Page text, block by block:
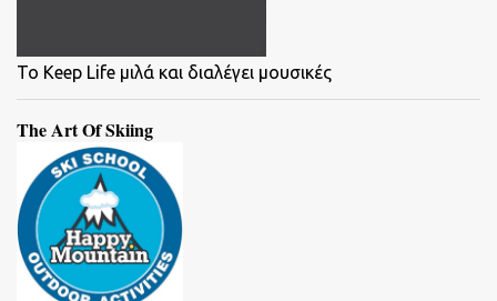
To Keep Life μιλά και διαλέγει μουσικές
The Art Of Skiing